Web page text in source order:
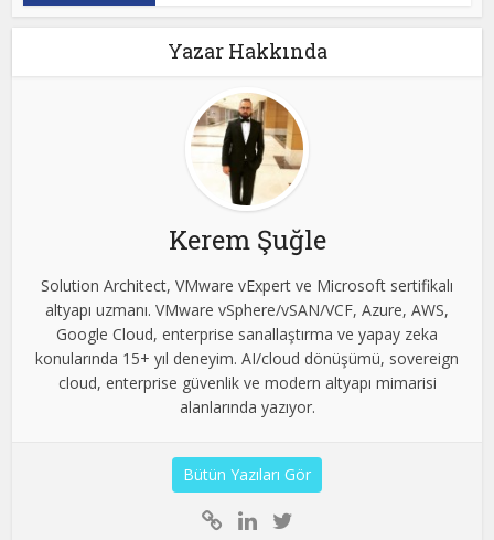
Yazar Hakkında
Kerem Şuğle
Solution Architect, VMware vExpert ve Microsoft sertifikalı
altyapı uzmanı. VMware vSphere/vSAN/VCF, Azure, AWS,
Google Cloud, enterprise sanallaştırma ve yapay zeka
konularında 15+ yıl deneyim. AI/cloud dönüşümü, sovereign
cloud, enterprise güvenlik ve modern altyapı mimarisi
alanlarında yazıyor.
Bütün Yazıları Gör